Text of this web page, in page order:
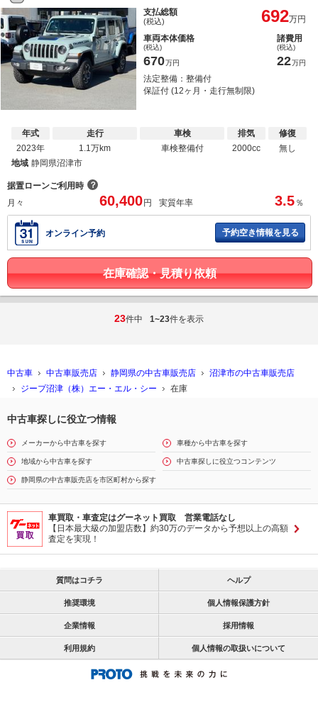
支払総額
(税込) 692万円
車両本体価格
(税込)
670万円
諸費用
(税込)
22万円
法定整備：整備付
保証付 (12ヶ月・走行無制限)
年式
2023年
走行
1.1万km
車検
車検整備付
排気
2000cc
修復
無し
地域 静岡県沼津市
据置ローンご利用時 ？
月々
60,400 円 実質年率 3.5 ％
オンライン予約 予約空き情報を見る
在庫確認・見積り依頼
23件中 1~23件を表示
中古車 中古車販売店 静岡県の中古車販売店
沼津市の中古車販売店
ジープ沼津（株）エー・エル・シー
在庫
中古車探しに役立つ情報
メーカーから中古車を探す 車種から中古車を探す
地域から中古車を探す 中古車探しに役立つコンテンツ
静岡県の中古車販売店を市区町村から探す
車買取・車査定はグーネット買取 営業電話なし
【日本最大級の加盟店数】約30万のデータから予想以上の高額
査定を実現！
質問はコチラ ヘルプ
推奨環境 個人情報保護方針
企業情報 採用情報
利用規約 個人情報の取扱いについて